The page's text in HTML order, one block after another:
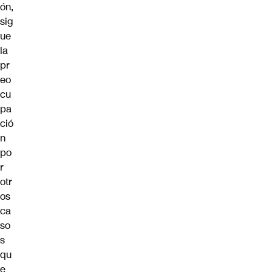
ón,
sig
ue
la
pr
eo
cu
pa
ció
n
po
r
otr
os
ca
so
s
qu
e